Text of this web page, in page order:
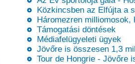
Közkincsben az Elfújta a
Háromezren milliomosok,
Támogatási döntések
Médiafelügyeleti ügyek
Jövőre is összesen 1,3
Tour de Hongrie - Jövőre